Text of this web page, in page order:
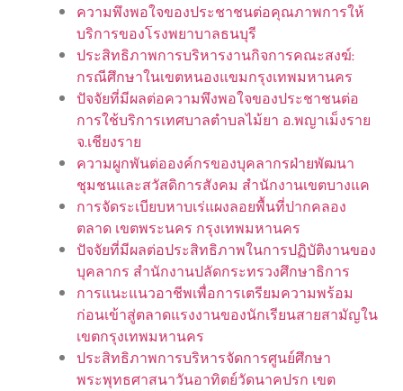
ความพึงพอใจของประชาชนต่อคุณภาพการให้
บริการของโรงพยาบาลธนบุรี
ประสิทธิภาพการบริหารงานกิจการคณะสงฆ์:
กรณีศึกษาในเขตหนองแขมกรุงเทพมหานคร
ปัจจัยที่มีผลต่อความพึงพอใจของประชาชนต่อ
การใช้บริการเทศบาลตำบลไม้ยา อ.พญาเม็งราย
จ.เชียงราย
ความผูกพันต่อองค์กรของบุคลากรฝ่ายพัฒนา
ชุมชนและสวัสดิการสังคม สำนักงานเขตบางแค
การจัดระเบียบหาบเร่แผงลอยพื้นที่ปากคลอง
ตลาด เขตพระนคร กรุงเทพมหานคร
ปัจจัยที่มีผลต่อประสิทธิภาพในการปฏิบัติงานของ
บุคลากร สำนักงานปลัดกระทรวงศึกษาธิการ
การแนะแนวอาชีพเพื่อการเตรียมความพร้อม
ก่อนเข้าสู่ตลาดแรงงานของนักเรียนสายสามัญใน
เขตกรุงเทพมหานคร
ประสิทธิภาพการบริหารจัดการศูนย์ศึกษา
พระพุทธศาสนาวันอาทิตย์วัดนาคปรก เขต